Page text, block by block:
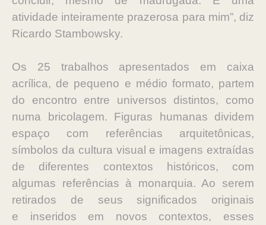
atividade inteiramente prazerosa para mim”, diz
Ricardo Stambowsky.
Os 25 trabalhos apresentados em caixa
acrílica, de pequeno e médio formato, partem
do encontro entre universos distintos, como
numa bricolagem. Figuras
humanas dividem
espaço com referências arquitetônicas,
símbolos da cultura visual e imagens extraídas
de diferentes contextos históricos, com
algumas referências à monarquia. Ao serem
retirados de seus significados originais
e inseridos em novos contextos, esses